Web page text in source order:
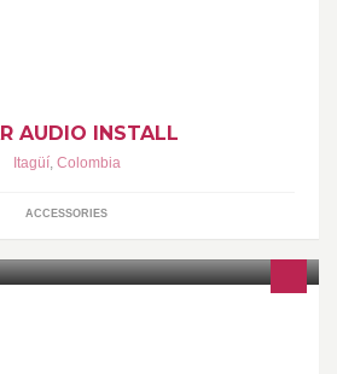
AUDIO INSTALL
Itagüí, Colombia
ACCESSORIES